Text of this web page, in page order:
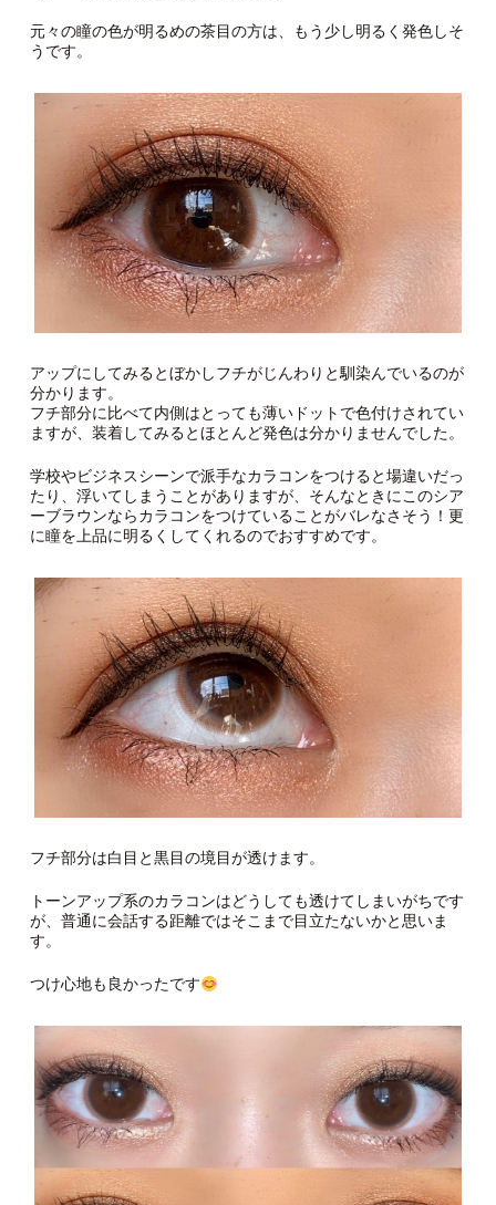
元々の瞳の色が明るめの茶目の方は、もう少し明るく発色しそ
うです。
アップにしてみるとぼかしフチがじんわりと馴染んでいるのが
分かります。
フチ部分に比べて内側はとっても薄いドットで色付けされてい
ますが、装着してみるとほとんど発色は分かりませんでした。
学校やビジネスシーンで派手なカラコンをつけると場違いだっ
たり、浮いてしまうことがありますが、そんなときにこのシア
ーブラウンならカラコンをつけていることがバレなさそう！更
に瞳を上品に明るくしてくれるのでおすすめです。
フチ部分は白目と黒目の境目が透けます。
トーンアップ系のカラコンはどうしても透けてしまいがちです
が、普通に会話する距離ではそこまで目立たないかと思いま
す。
つけ心地も良かったです